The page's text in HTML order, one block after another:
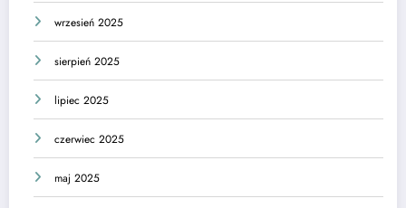
wrzesień 2025
sierpień 2025
lipiec 2025
czerwiec 2025
maj 2025